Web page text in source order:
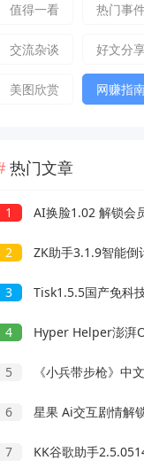
值得一看 热门事
交流杂谈 好文分
美图欣赏 网赚指
热门文章
1 AI换脸1.02 解锁会员无限
2 ZK助手3.1.9智能倒
3 Tisk1.5.5国产免科
4 Hyper Helper澎湃
5 《小兵带步枪》中
6 星果 Ai交互剧情解锁
7 KK谷歌助手2.5.0514